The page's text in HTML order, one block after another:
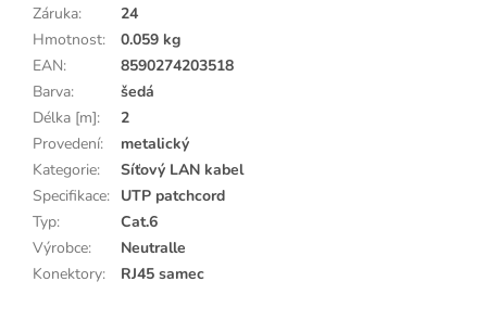
Záruka:
24
Hmotnost:
0.059 kg
EAN:
8590274203518
Barva:
šedá
Délka [m]:
2
Provedení:
metalický
Kategorie:
Síťový LAN kabel
Specifikace: UTP patchcord
Typ:
Cat.6
Výrobce:
Neutralle
Konektory: RJ45 samec